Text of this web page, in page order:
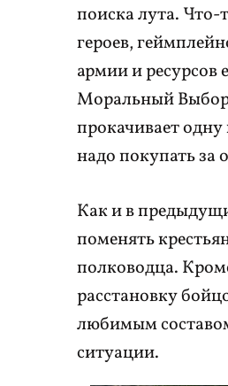
поиска лута.
героев,
армии и ресурсов
Моральный Выбор
прокачивает
надо покупать за
Как и в
поменять
полководца.
расстановку
любимым
ситуации.